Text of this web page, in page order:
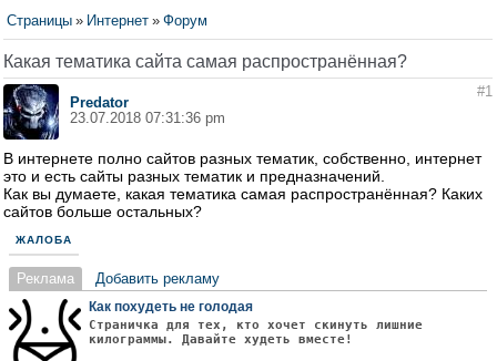
Страницы » Интернет » Форум
Какая тематика сайта самая распространённая?
Predator
23.07.2018 07:31:36 pm
#1
В интернете полно сайтов разных тематик, собственно, интернет
это и есть сайты разных тематик и предназначений.
Как вы думаете, какая тематика самая распространённая? Каких
сайтов больше остальных?
ЖАЛОБА
Реклама Добавить рекламу
Как похудеть не голодая
Страничка для тех, кто хочет скинуть лишние
килограммы. Давайте худеть вместе!